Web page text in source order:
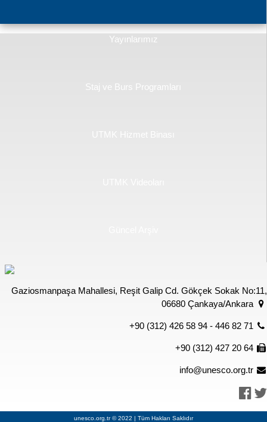
Yayınlarımız
Staj ve Burs Programları
Gaziosmanpaşa Mahallesi, Reşit Galip Cd. Gökçek Sokak No:11,
06680 Çankaya/Ankara
+90 (312) 426 58 94 - 446 82 71
+90 (312) 427 20 64
info@unesco.org.tr
unesco.org.tr © 2022 | Tüm Hakları Saklıdır